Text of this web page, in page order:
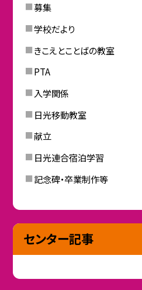
募集
学校だより
きこえとことばの教室
PTA
入学関係
日光移動教室
献立
日光連合宿泊学習
記念碑・卒業制作等
センター記事